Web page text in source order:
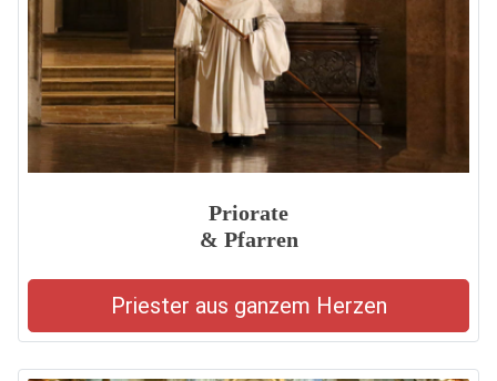
Priorate
& Pfarren
Priester aus ganzem Herzen